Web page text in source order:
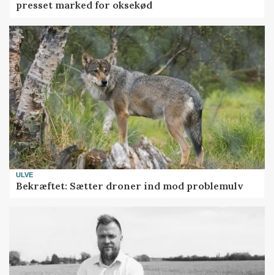
presset marked for oksekød
ULVE
Bekræftet: Sætter droner ind mod problemulv